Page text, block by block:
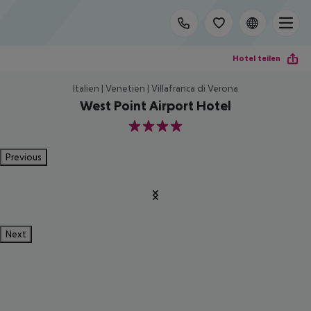
Hotel teilen
Italien | Venetien | Villafranca di Verona
West Point Airport Hotel
4
Previous
Next